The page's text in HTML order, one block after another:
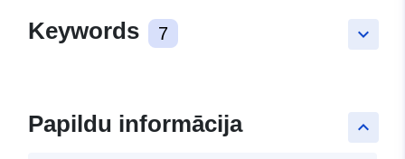
keyboard_arrow_down
Keywords 7
keyboard_arrow_up
Papildu informācija